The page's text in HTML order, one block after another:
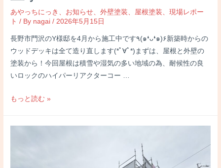
あやっちにっき お知らせ 、外壁塗装 屋根塗装 、現場レポー
ト / By nagai / 2026年5月15日
長野市門沢のY様邸を4月から施工中です٩(๑❛ᴗ❛๑)۶新築時からの
ウッドデッキは全て造り直します(*ﾟ∀ﾟ*)まずは、屋根と外壁の
塗装から！今回屋根は積雪や湿気の多い地域の為、耐候性の良
いロックのハイパーリアクターコー …
長
もっと読む »